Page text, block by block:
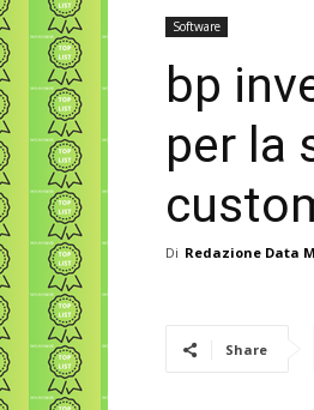
Software
bp
per la
Di Redazione Data
Share